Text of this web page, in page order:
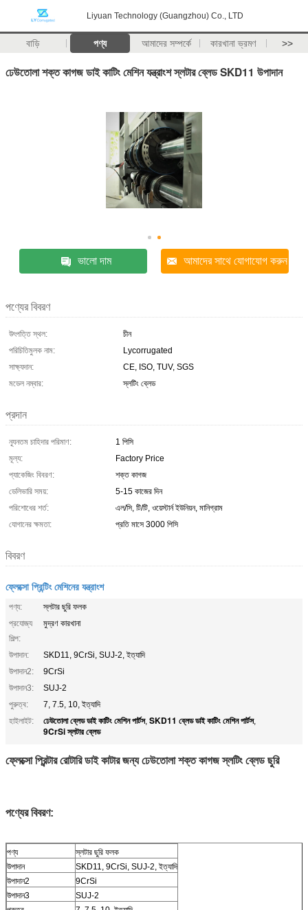
Liyuan Technology (Guangzhou) Co., LTD
বাড়ি পণ্য আমাদের সম্পর্কে কারখানা ভ্রমণ >>
ঢেউতোলা শক্ত কাগজ ডাই কাটিং মেশিন যন্ত্রাংশ স্লটার ব্লেড SKD11 উপাদান
ভালো দাম আমাদের সাথে যোগাযোগ করুন
পণ্যের বিবরণ
উৎপত্তি স্থল:
চীন
পরিচিতিমুলক নাম:
Lycorrugated
সাক্ষ্যদান:
CE, ISO, TUV, SGS
মডেল নম্বার:
স্লটিং ব্লেড
প্রদান
ন্যূনতম চাহিদার পরিমাণ:
1 পিসি
মূল্য:
Factory Price
প্যাকেজিং বিবরণ:
শক্ত কাগজ
ডেলিভারি সময়:
5-15 কাজের দিন
পরিশোধের শর্ত:
এল/সি, টি/টি, ওয়েস্টার্ন ইউনিয়ন, মানিগ্রাম
যোগানের ক্ষমতা:
প্রতি মাসে 3000 পিসি
বিবরণ
ফ্লেক্সো প্রিন্টিং মেশিনের যন্ত্রাংশ
পণ্য:
স্লটার ছুরি ফলক
প্রযোজ্য
শিল্প:
মুদ্রণ কারখানা
উপাদান:
SKD11, 9CrSi, SUJ-2, ইত্যাদি
উপাদান2:
9CrSi
উপাদান3:
SUJ-2
পুরুত্ব:
7, 7.5, 10, ইত্যাদি
হাইলাইট:
ঢেউতোলা ব্লেড ডাই কাটিং মেশিন পার্টস, SKD11 ব্লেড ডাই কাটিং মেশিন পার্টস,
9CrSi স্লটার ব্লেড
ফ্লেক্সো প্রিন্টার রোটারি ডাই কাটার জন্য ঢেউতোলা শক্ত কাগজ স্লটিং ব্লেড ছুরি
পণ্যের বিবরণ:
পণ্য
স্লটার ছুরি ফলক
উপাদান
SKD11, 9CrSi, SUJ-2, ইত্যাদি
উপাদান2
9CrSi
উপাদান3
SUJ-2